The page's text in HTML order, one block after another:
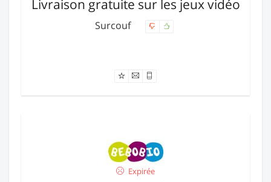
Livraison gratuite sur les jeux vidéo
Surcouf
Expirée